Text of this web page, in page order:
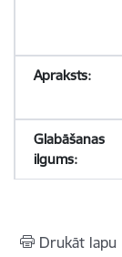
Drukāt lapu